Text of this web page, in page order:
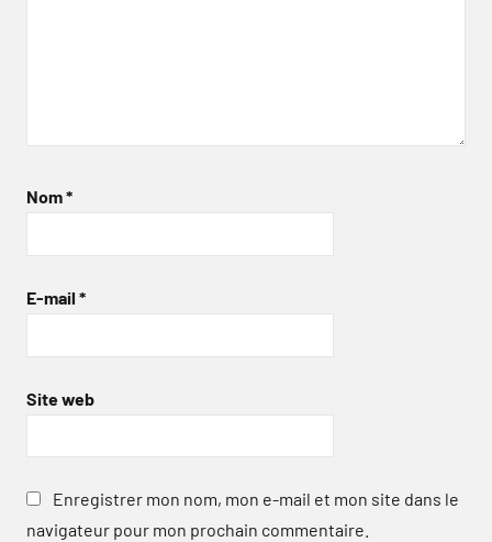
Nom*
E-mail *
Site web
Enregistrer mon nom, mon e-mail et mon site dans le
navigateur pour mon prochain commentaire.